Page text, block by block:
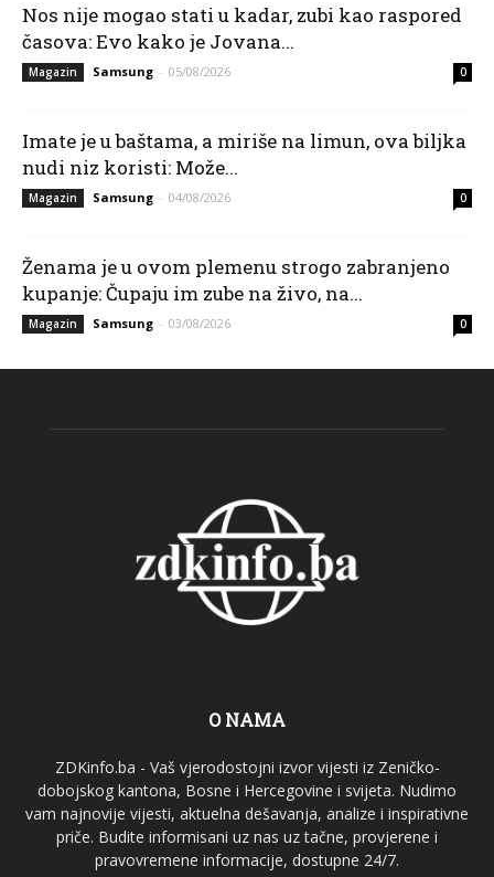
Nos nije mogao stati u kadar, zubi kao raspored
časova: Evo kako je Jovana...
Magazin Samsung - 05/08/2026 0
Imate je u baštama, a miriše na limun, ova biljka
nudi niz koristi: Može...
Magazin Samsung - 04/08/2026 0
Ženama je u ovom plemenu strogo zabranjeno
kupanje: Čupaju im zube na živo, na...
Magazin Samsung - 03/08/2026 0
O NAMA
ZDKinfo.ba - Vaš vjerodostojni izvor vijesti iz Zeničko-
dobojskog kantona, Bosne i Hercegovine i svijeta. Nudimo
vam najnovije vijesti, aktuelna dešavanja, analize i inspirativne
priče. Budite informisani uz nas uz tačne, provjerene i
pravovremene informacije, dostupne 24/7.